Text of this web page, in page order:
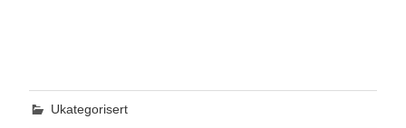
Ukategorisert